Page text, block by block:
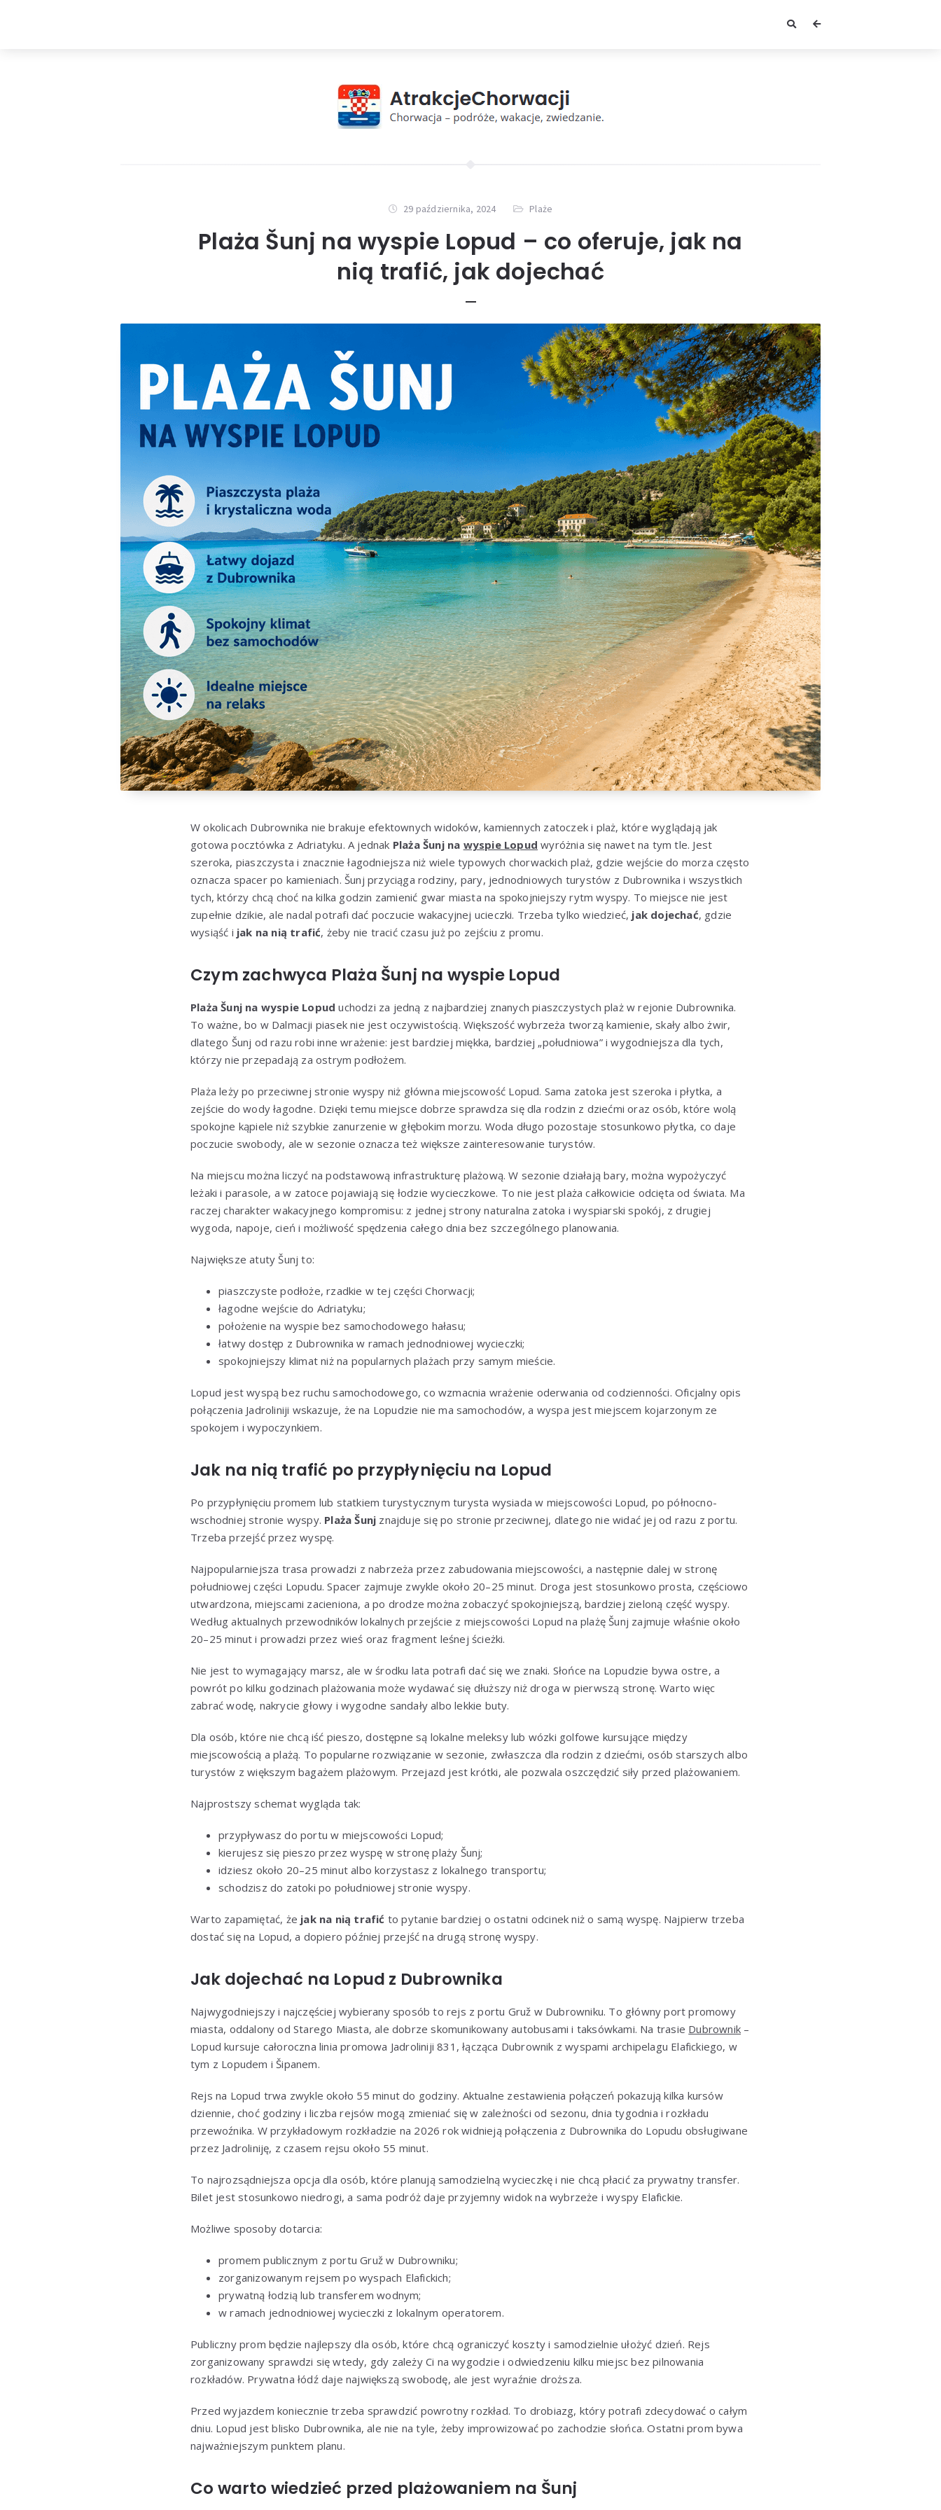
29 października, 2024 Plaże
Plaża Šunj na wyspie Lopud – co oferuje, jak na
nią trafić, jak dojechać
W okolicach Dubrownika nie brakuje efektownych widoków, kamiennych zatoczek i plaż, które wyglądają jak
gotowa pocztówka z Adriatyku. A jednak Plaża Šunj na wyspie Lopud wyróżnia się nawet na tym tle. Jest
szeroka, piaszczysta i znacznie łagodniejsza niż wiele typowych chorwackich plaż, gdzie wejście do morza często
oznacza spacer po kamieniach. Šunj przyciąga rodziny, pary, jednodniowych turystów z Dubrownika i wszystkich
tych, którzy chcą choć na kilka godzin zamienić gwar miasta na spokojniejszy rytm wyspy. To miejsce nie jest
zupełnie dzikie, ale nadal potrafi dać poczucie wakacyjnej ucieczki. Trzeba tylko wiedzieć, jak dojechać, gdzie
wysiąść i jak na nią trafić, żeby nie tracić czasu już po zejściu z promu.
Czym zachwyca Plaża Šunj na wyspie Lopud
Plaża Šunj na wyspie Lopud uchodzi za jedną z najbardziej znanych piaszczystych plaż w rejonie Dubrownika.
To ważne, bo w Dalmacji piasek nie jest oczywistością. Większość wybrzeża tworzą kamienie, skały albo żwir,
dlatego Šunj od razu robi inne wrażenie: jest bardziej miękka, bardziej „południowa” i wygodniejsza dla tych,
którzy nie przepadają za ostrym podłożem.
Plaża leży po przeciwnej stronie wyspy niż główna miejscowość Lopud. Sama zatoka jest szeroka i płytka, a
zejście do wody łagodne. Dzięki temu miejsce dobrze sprawdza się dla rodzin z dziećmi oraz osób, które wolą
spokojne kąpiele niż szybkie zanurzenie w głębokim morzu. Woda długo pozostaje stosunkowo płytka, co daje
poczucie swobody, ale w sezonie oznacza też większe zainteresowanie turystów.
Na miejscu można liczyć na podstawową infrastrukturę plażową. W sezonie działają bary, można wypożyczyć
leżaki i parasole, a w zatoce pojawiają się łodzie wycieczkowe. To nie jest plaża całkowicie odcięta od świata. Ma
raczej charakter wakacyjnego kompromisu: z jednej strony naturalna zatoka i wyspiarski spokój, z drugiej
wygoda, napoje, cień i możliwość spędzenia całego dnia bez szczególnego planowania.
Największe atuty Šunj to:
piaszczyste podłoże, rzadkie w tej części Chorwacji;
łagodne wejście do Adriatyku;
położenie na wyspie bez samochodowego hałasu;
łatwy dostęp z Dubrownika w ramach jednodniowej wycieczki;
spokojniejszy klimat niż na popularnych plażach przy samym mieście.
Lopud jest wyspą bez ruchu samochodowego, co wzmacnia wrażenie oderwania od codzienności. Oficjalny opis
połączenia Jadroliniji wskazuje, że na Lopudzie nie ma samochodów, a wyspa jest miejscem kojarzonym ze
spokojem i wypoczynkiem.
Jak na nią trafić po przypłynięciu na Lopud
Po przypłynięciu promem lub statkiem turystycznym turysta wysiada w miejscowości Lopud, po północno-
wschodniej stronie wyspy. Plaża Šunj znajduje się po stronie przeciwnej, dlatego nie widać jej od razu z portu.
Trzeba przejść przez wyspę.
Najpopularniejsza trasa prowadzi z nabrzeża przez zabudowania miejscowości, a następnie dalej w stronę
południowej części Lopudu. Spacer zajmuje zwykle około 20–25 minut. Droga jest stosunkowo prosta, częściowo
utwardzona, miejscami zacieniona, a po drodze można zobaczyć spokojniejszą, bardziej zieloną część wyspy.
Według aktualnych przewodników lokalnych przejście z miejscowości Lopud na plażę Šunj zajmuje właśnie około
20–25 minut i prowadzi przez wieś oraz fragment leśnej ścieżki.
Nie jest to wymagający marsz, ale w środku lata potrafi dać się we znaki. Słońce na Lopudzie bywa ostre, a
powrót po kilku godzinach plażowania może wydawać się dłuższy niż droga w pierwszą stronę. Warto więc
zabrać wodę, nakrycie głowy i wygodne sandały albo lekkie buty.
Dla osób, które nie chcą iść pieszo, dostępne są lokalne meleksy lub wózki golfowe kursujące między
miejscowością a plażą. To popularne rozwiązanie w sezonie, zwłaszcza dla rodzin z dziećmi, osób starszych albo
turystów z większym bagażem plażowym. Przejazd jest krótki, ale pozwala oszczędzić siły przed plażowaniem.
Najprostszy schemat wygląda tak:
przypływasz do portu w miejscowości Lopud;
kierujesz się pieszo przez wyspę w stronę plaży Šunj;
idziesz około 20–25 minut albo korzystasz z lokalnego transportu;
schodzisz do zatoki po południowej stronie wyspy.
Warto zapamiętać, że jak na nią trafić to pytanie bardziej o ostatni odcinek niż o samą wyspę. Najpierw trzeba
dostać się na Lopud, a dopiero później przejść na drugą stronę wyspy.
Jak dojechać na Lopud z Dubrownika
Najwygodniejszy i najczęściej wybierany sposób to rejs z portu Gruž w Dubrowniku. To główny port promowy
miasta, oddalony od Starego Miasta, ale dobrze skomunikowany autobusami i taksówkami. Na trasie Dubrownik –
Lopud kursuje całoroczna linia promowa Jadroliniji 831, łącząca Dubrownik z wyspami archipelagu Elafickiego, w
tym z Lopudem i Šipanem.
Rejs na Lopud trwa zwykle około 55 minut do godziny. Aktualne zestawienia połączeń pokazują kilka kursów
dziennie, choć godziny i liczba rejsów mogą zmieniać się w zależności od sezonu, dnia tygodnia i rozkładu
przewoźnika. W przykładowym rozkładzie na 2026 rok widnieją połączenia z Dubrownika do Lopudu obsługiwane
przez Jadroliniję, z czasem rejsu około 55 minut.
To najrozsądniejsza opcja dla osób, które planują samodzielną wycieczkę i nie chcą płacić za prywatny transfer.
Bilet jest stosunkowo niedrogi, a sama podróż daje przyjemny widok na wybrzeże i wyspy Elafickie.
Możliwe sposoby dotarcia:
promem publicznym z portu Gruž w Dubrowniku;
zorganizowanym rejsem po wyspach Elafickich;
prywatną łodzią lub transferem wodnym;
w ramach jednodniowej wycieczki z lokalnym operatorem.
Publiczny prom będzie najlepszy dla osób, które chcą ograniczyć koszty i samodzielnie ułożyć dzień. Rejs
zorganizowany sprawdzi się wtedy, gdy zależy Ci na wygodzie i odwiedzeniu kilku miejsc bez pilnowania
rozkładów. Prywatna łódź daje największą swobodę, ale jest wyraźnie droższa.
Przed wyjazdem koniecznie trzeba sprawdzić powrotny rozkład. To drobiazg, który potrafi zdecydować o całym
dniu. Lopud jest blisko Dubrownika, ale nie na tyle, żeby improwizować po zachodzie słońca. Ostatni prom bywa
najważniejszym punktem planu.
Co warto wiedzieć przed plażowaniem na Šunj